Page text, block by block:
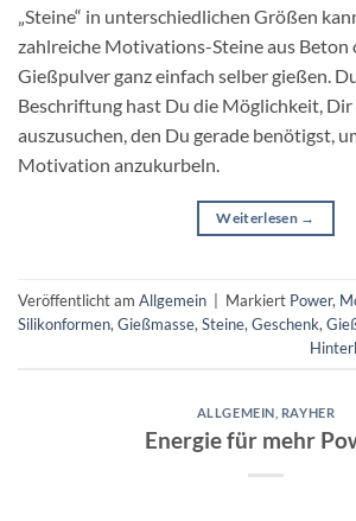
„Steine“ in unterschiedlichen Größen
zahlreiche Motivations-Steine aus Beton
Gießpulver ganz einfach selber gießen.
Beschriftung hast Du die Möglichkeit, Dir
auszusuchen, den Du gerade benötigst,
Motivation anzukurbeln.
Weiterlesen →
Veröffentlicht am Allgemein Markiert Power,
Silikonformen, Gießmasse, Steine, Geschenk,
ALLGEMEIN RAYHER
Energie für mehr